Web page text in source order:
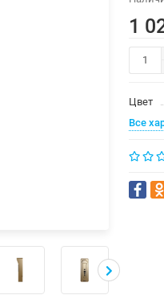
1
Цвет
Все